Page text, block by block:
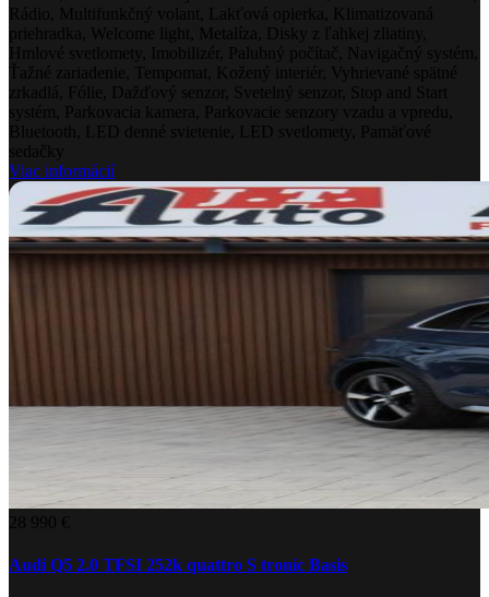
Rádio, Multifunkčný volant, Lakťová opierka, Klimatizovaná
priehradka, Welcome light, Metalíza, Disky z ľahkej zliatiny,
Hmlové svetlomety, Imobilizér, Palubný počítač, Navigačný systém,
Ťažné zariadenie, Tempomat, Kožený interiér, Vyhrievané spätné
zrkadlá, Fólie, Dažďový senzor, Svetelný senzor, Stop and Start
systém, Parkovacia kamera, Parkovacie senzory vzadu a vpredu,
Bluetooth, LED denné svietenie, LED svetlomety, Pamäťové
sedačky
Viac informácií
28 990 €
Audi Q5 2.0 TFSI 252k quattro S tronic Basis